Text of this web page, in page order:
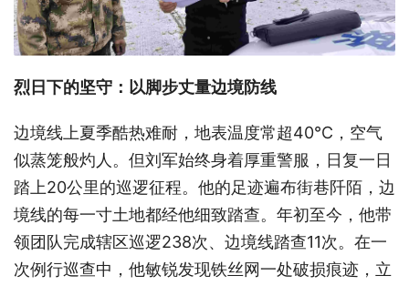
烈日下的坚守：以脚步丈量边境防线
边境线上夏季酷热难耐，地表温度常超40℃，空气
似蒸笼般灼人。但刘军始终身着厚重警服，日复一日
踏上20公里的巡逻征程。他的足迹遍布街巷阡陌，边
境线的每一寸土地都经他细致踏查。年初至今，他带
领团队完成辖区巡逻238次、边境线踏查11次。在一
次例行巡查中，他敏锐发现铁丝网一处破损痕迹，立